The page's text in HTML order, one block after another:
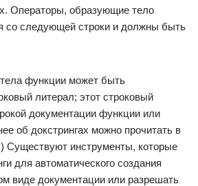
Операторы, образующие тело
со следующей строки и должны быть
функции может быть
литерал; этот строковый
документации функции или
об докстрингах можно прочитать в
Существуют инструменты, которые
для автоматического создания
виде документации или разрешать